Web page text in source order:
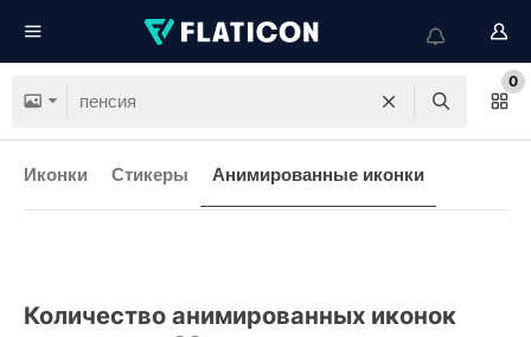
0
Иконки Стикеры Анимированные иконки
Количество анимированных иконок